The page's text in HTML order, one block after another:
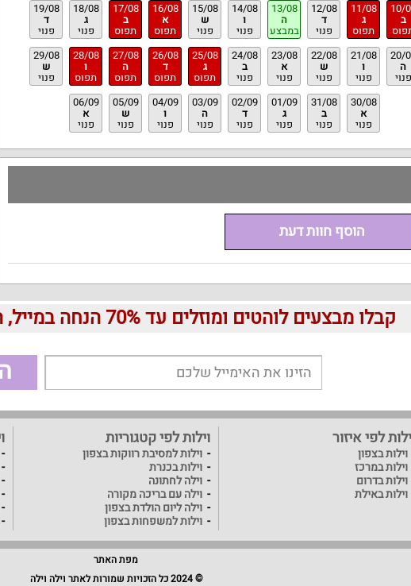
10/
ב
11/08
ג
תפוס
12/08
ד
פנוי
13/08
ה
במבצע
14/08
ו
פנוי
15/08
ש
פנוי
16/08
א
תפוס
17/08
ב
תפוס
18/08
ג
פנוי
19/08
ד
פנוי
20/
ה
פנוי
21/08
ו
פנוי
22/08
ש
פנוי
23/08
א
פנוי
24/08
ב
פנוי
25/08
ג
תפוס
26/08
ד
תפוס
27/08
ה
תפוס
28/08
ו
תפוס
29/08
ש
פנוי
30/08
א
פנוי
31/08
ב
פנוי
01/09
ג
פנוי
02/09
ד
פנוי
03/09
ה
פנוי
04/09
ו
פנוי
05/09
ש
פנוי
06/09
א
פנוי
הוסף חוות דעת
קבלו מבצעים לוהטים ומוזלים עד 70% הנחה במייל, הירשמו עכשיו בחינם:
לפי איזור
וילות בצפון
וילות במרכז
וילות בדרום
וילות באילת
וילות לפי קטגוריות
וילות למסיבת רווקות בצפון
וילות בכנרת
וילה לחתונה
וילה עם בריכה מקורה
וילה ליום הולדת בצפון
וילות למשפחות בצפון
מפת האתר
© 2024 כל הזכויות שמורות לאתר וילה וילה